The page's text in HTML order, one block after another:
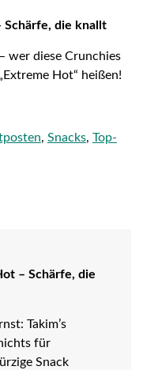
Schärfe, die knallt
wer diese Crunchies
Hot“ heißen!
, Snacks,
Top-
– Schärfe, die
Takim’s
für
Snack